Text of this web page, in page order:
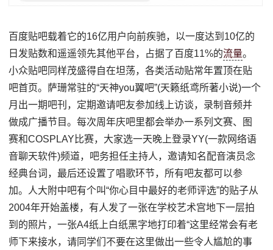
百度贴吧载着它的16亿用户向前疾驰，以一度达到10亿的
日发贴数和遥遥领先其他平台，占据了百度11%的流量。
小众贴吧同样茂盛得自在坦荡，各类活动贴常年置顶在贴
吧首页。萨珊常驻的“天神you翼吧”(天籁纸鸢所著小说)一个
月出一期吧刊，定期邀请吧友参加线上访谈，录制音频并
做成广播节目。每次周年庆吧里都会举办一系列文赛、图
赛和COSPLAY比赛，大家选一天晚上登录YY(一款网络语
音聊天软件)频道，吧务担任主持人，邀请知名配音演员念
经典台词，最后还设置了唱歌环节，所有吧友都可以参
加。人大附中吧有个叫“你心目中最好的老师评选”的贴子从
2004年开始盖楼，有人发了一张在学校艺术宫地下一层拍
到的照片，一张A4纸上白纸黑字地打印着“这里经常会有老
师下来接水，请同学们不要在这里做出一些令人尴尬的事